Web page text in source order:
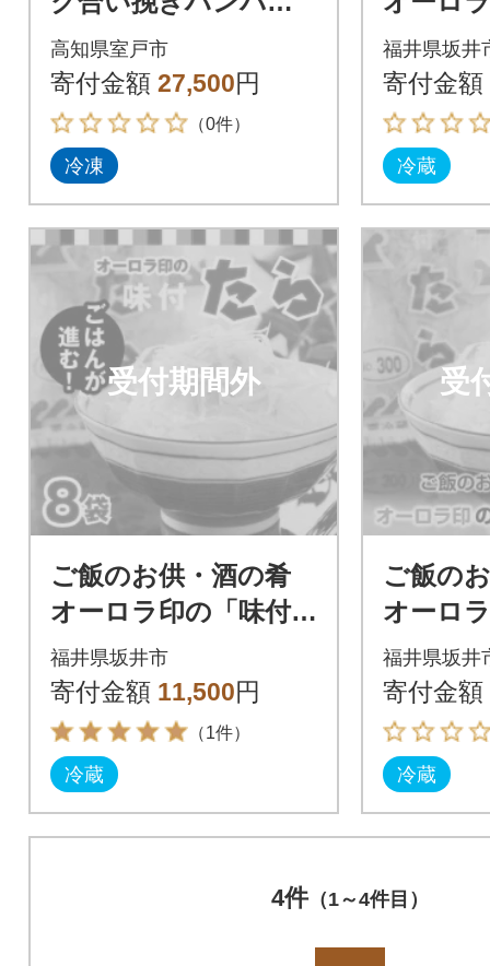
ガーセット【オーロ
ラソース】【7人前】
高知県室戸市
寄付金額 27,500円
（0件）
冷凍
たら」
計8袋
福井県坂井
寄付金額
冷蔵
受付期間外
ご飯のお供・酒の肴
オーロラ印の「味付
たら」 8袋 [A-0602]
福井県坂井市
寄付金額 11,500円
（1件）
冷蔵
受
ご飯の
オーロ
たら」
福井県坂井
寄付金額
冷蔵
4件（1～4件目）